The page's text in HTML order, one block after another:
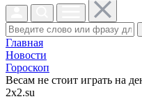
Главная
Новости
Гороскоп
Весам не стоит играть на
2x2.su